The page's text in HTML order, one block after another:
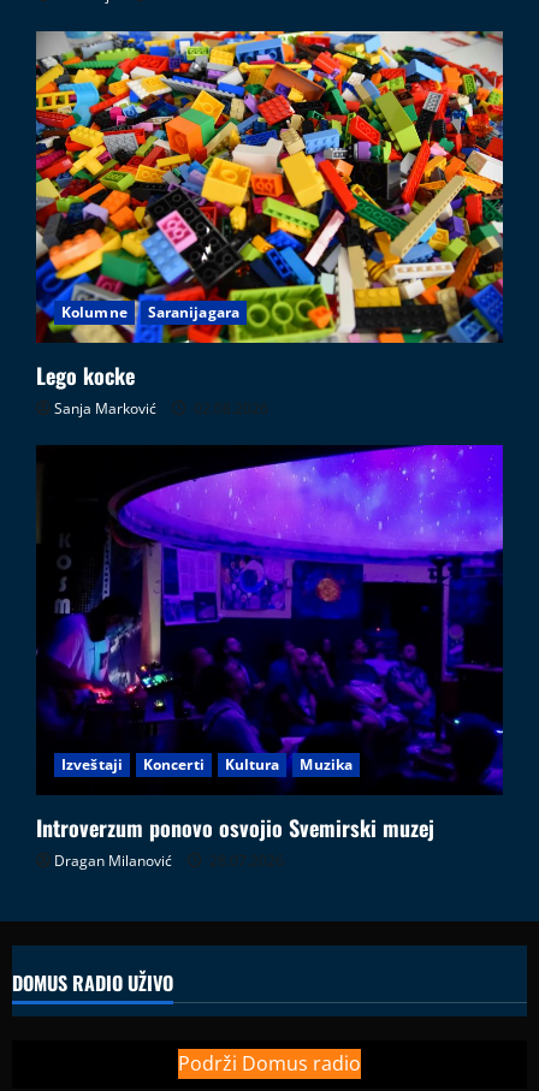
Kolumne Saranijagara
Lego kocke
Sanja Marković 02.08.2026
Izveštaji Koncerti Kultura Muzika
Introverzum ponovo osvojio Svemirski muzej
Dragan Milanović 28.07.2026
DOMUS RADIO UŽIVO
Podrži Domus radio